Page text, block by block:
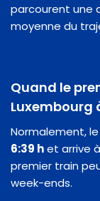
parcourent une
moyenne du
Quand le
Luxembourg
Normalement,
6:39 het arrive
premier train
week-ends.